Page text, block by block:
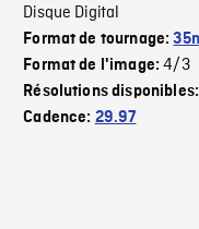
Disque Digital
Format de tournage:
Format de l'image:4/3
Résolutions
Cadence: 29.97